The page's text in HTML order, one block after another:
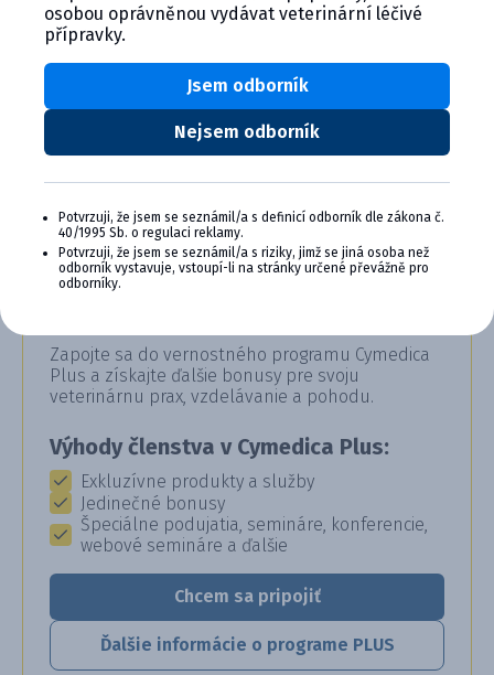
CYTOPOINT 10 mg injekčný rozto...
Product details
CYMEDICA PLUS: VERNOSŤ, KTORÁ
Zapojte sa do vernostného programu Cymedica
Plus a získajte ďalšie bonusy pre svoju
veterinárnu prax, vzdelávanie a pohodu.
Výhody členstva v Cymedica Plus:
Exkluzívne produkty a služby
Jedinečné bonusy
Špeciálne podujatia, semináre, konferencie,
webové semináre a ďalšie
Chcem sa pripojiť
Ďalšie informácie o programe PLUS
osobou oprávněnou vydávat veterinární léčivé
přípravky.
Nejsem odborník
Jsem odborník
Potvrzuji, že jsem se seznámil/a s definicí odborník dle zákona č.
40/1995 Sb. o regulaci reklamy.
Potvrzuji, že jsem se seznámil/a s riziky, jimž se jiná osoba než
odborník vystavuje, vstoupí-li na stránky určené převážně pro
odborníky.